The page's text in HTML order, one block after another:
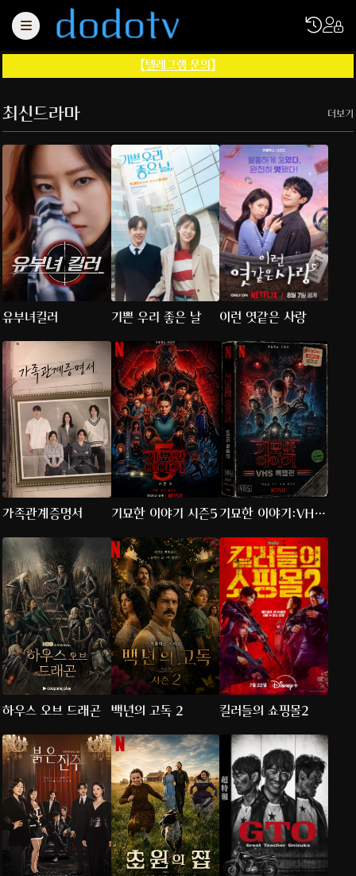
【텔레그램 문의】
최신드라마 더보기
유부녀킬러 기쁜 우리 좋은 날 이런 엿같은 사랑
가족관계증명서 기묘한 이야기 시즌5기묘한 이야기:VHS
특별판
하우스 오브 드래곤 백년의 고독 2 킬러들의 쇼핑몰2